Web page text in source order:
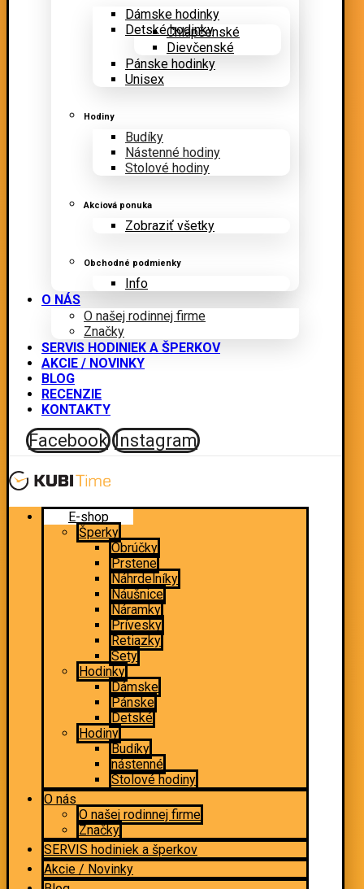
Dámske hodinky
Detské hodinky
Chlapčenské
Dievčenské
Pánske hodinky
Unisex
Hodiny
Budíky
Nástenné hodiny
Stolové hodiny
Akciová ponuka
Zobraziť všetky
Obchodné podmienky
Info
O NÁS
O našej rodinnej firme
Značky
SERVIS HODINIEK A ŠPERKOV
AKCIE / NOVINKY
BLOG
RECENZIE
KONTAKTY
Facebook Instagram
E-shop
Šperky
Obrúčky
Prstene
Náhrdelníky
Náušnice
Náramky
Prívesky
Retiazky
Sety
Hodinky
Dámske
Pánske
Detské
Hodiny
Budíky
nástenné
Stolové hodiny
O nás
O našej rodinnej firme
Značky
SERVIS hodiniek a šperkov
Akcie / Novinky